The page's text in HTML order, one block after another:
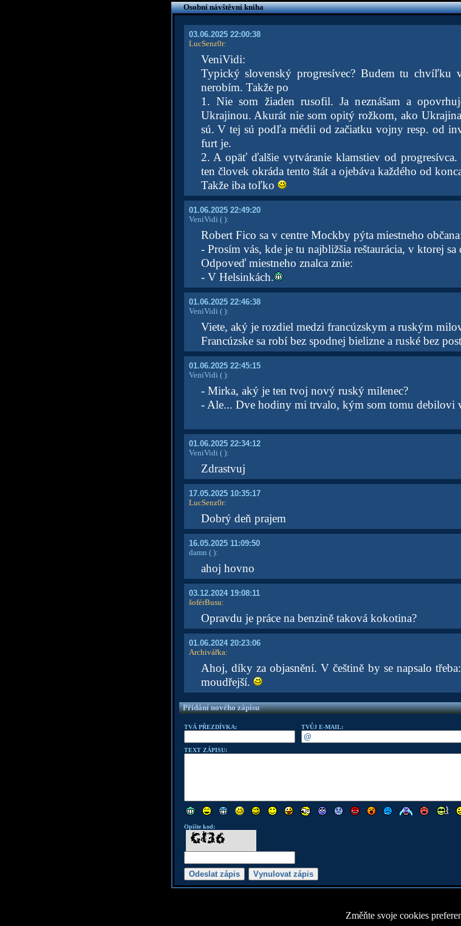
Osobní návštěvní kniha
03.06.2025 22:00:38
LucSenz0r:
VeniVidi:
Typický slovenský progresívec? Budem tu chvíľku
nerobím. Takže po
1. Nie som žiaden rusofil. Ja neznášam a
Ukrajinou. Akurát nie som opitý rožkom, ako
sú. V tej sú podľa médii od začiatku vojny resp. od
furt je.
2. A opäť ďalšie vytváranie klamstiev od
ten človek okráda tento štát a ojebáva každého od
Takže iba toľko
01.06.2025 22:49:20
VeniVidi ( ):
Robert Fico sa v centre Mockby pýta miestneho
- Prosím vás, kde je tu najbližšia reštaurácia, v ktorej sa
Odpoveď miestneho znalca znie:
- V Helsinkách.
01.06.2025 22:46:38
VeniVidi ( ):
Viete, aký je rozdiel medzi francúzskym a ruským
Francúzske sa robí bez spodnej bielizne a ruské bez
01.06.2025 22:45:15
VeniVidi ( ):
- Mirka, aký je ten tvoj nový ruský milenec?
- Ale... Dve hodiny mi trvalo, kým som tomu debilovi
01.06.2025 22:34:12
VeniVidi ( ):
Zdrastvuj
17.05.2025 10:35:17
LucSenz0r:
Dobrý deň prajem
16.05.2025 11:09:50
damn ( ):
ahoj hovno
03.12.2024 19:08:11
šoférBusu:
Opravdu je práce na benzině taková kokotina?
01.06.2024 20:23:06
Archivářka:
Ahoj, díky za objasnění. V češtině by se napsalo
moudřejší.
Přidání nového zápisu
TVÁ PŘEZDÍVKA: TVŮJ E-MAIL:
TEXT ZÁPISU:
Opište kod:
Změňte svoje cookies